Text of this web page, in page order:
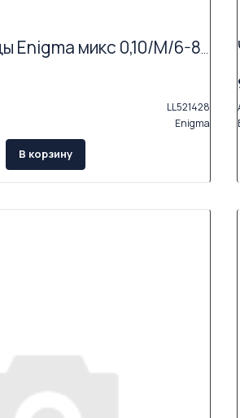
Черные ресницы Enigma микс 0,10/M/6-8 mm (6 линий)
LL521428
Enigma
В корзину